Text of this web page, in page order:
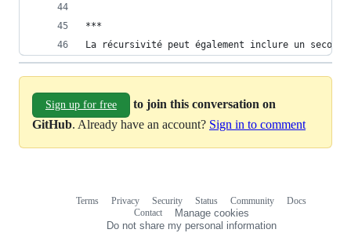
***
La récursivité peut également inclure un
Sign up for free
to join this conversation on
GitHub. Already have an account? Sign in to comment
Terms Privacy Security Status Community
Docs
Contact
Manage cookies
Do not share my personal information